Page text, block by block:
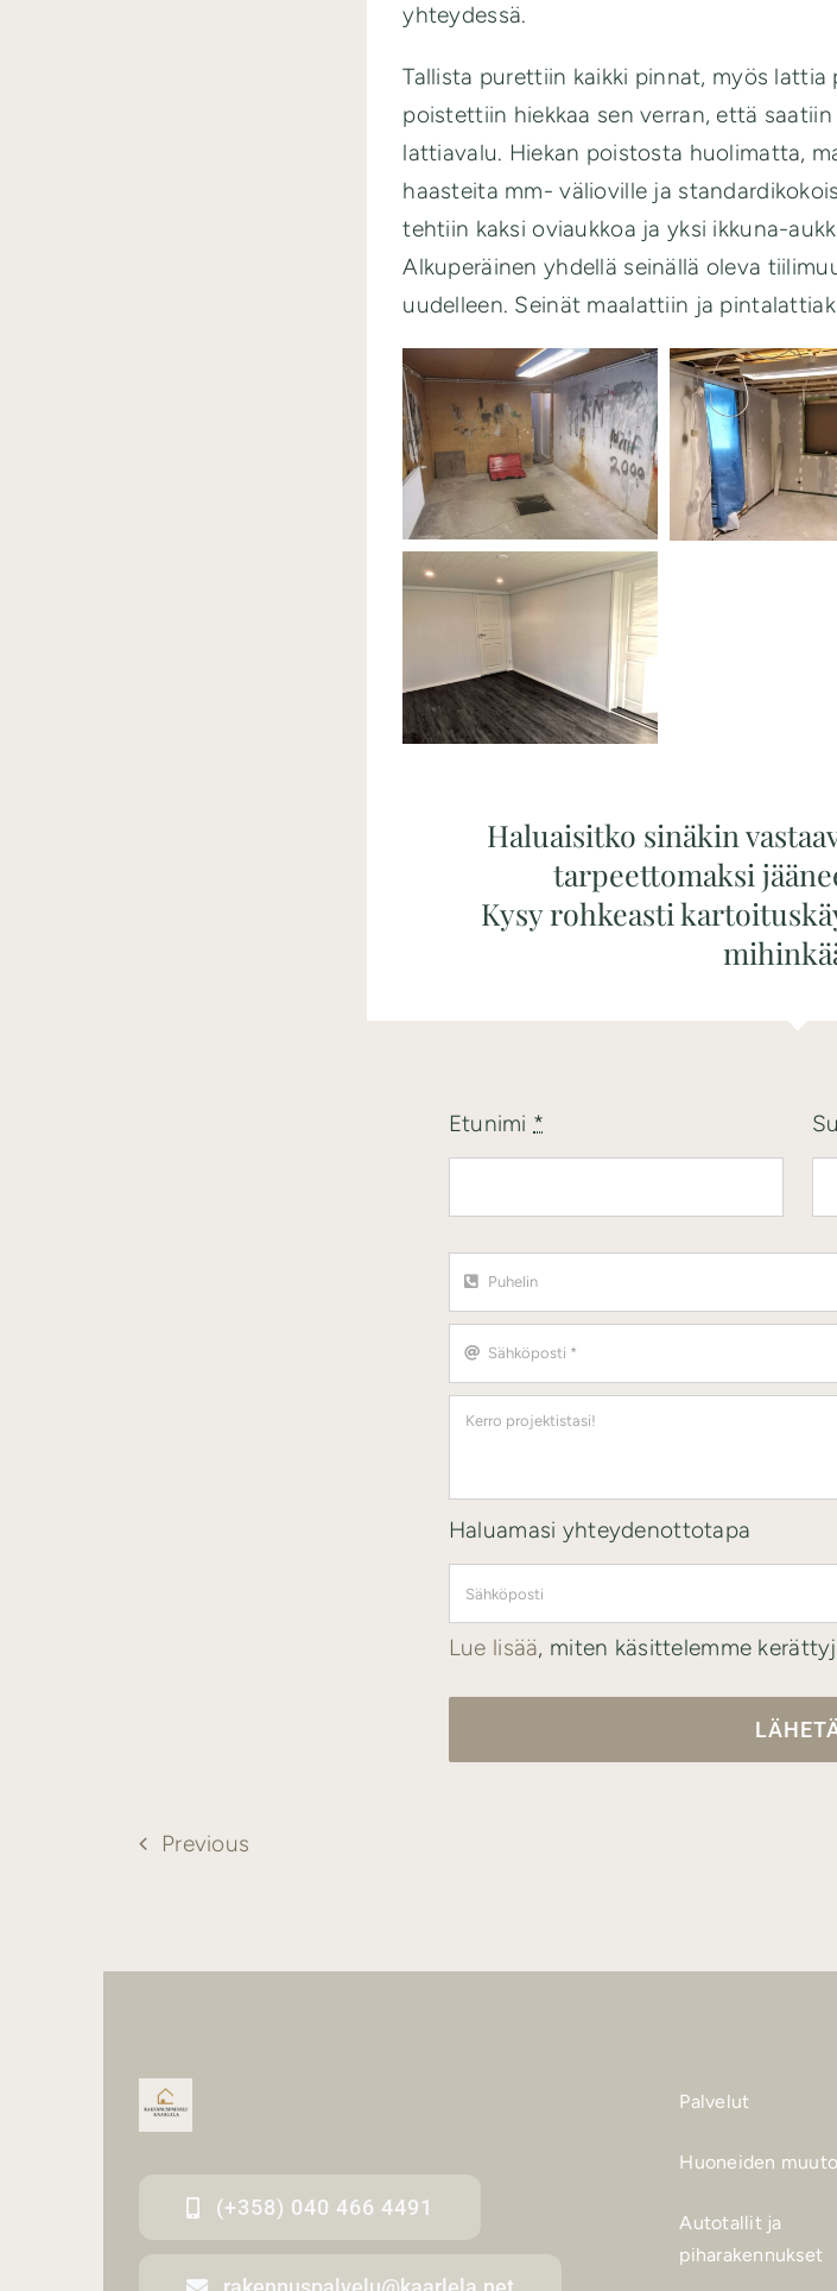
yhteydessä.
Tallista purettiin kaikki pinnat, myös lattia
poistettiin hiekkaa sen verran, että
lattiavalu. Hiekan poistosta huolimatta,
haasteita mm- välioville ja
tehtiin kaksi oviaukkoa ja yksi ikkuna-
Alkuperäinen yhdellä seinällä oleva
uudelleen. Seinät maalattiin ja
Haluaisitko sinäkin
tarpeettomaksi
Kysy rohkeasti
Etunimi *
Haluamasi yhteydenottotapa
Lue lisää, miten käsittelemme
Previous
(+358) 040 466 4491
Palvelut
Huoneiden
Autotallit ja
piharakennukset